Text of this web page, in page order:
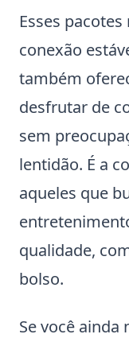
Esses
conexão
também
desfrutar de
sem
lentidão. É a
aqueles que
qualidade,
bolso.
Se você ainda